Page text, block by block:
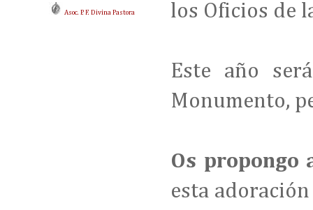
los Oficios de
Este año
Monumento,
Os propongo
esta
Asoc. P. F. Divina Pastora